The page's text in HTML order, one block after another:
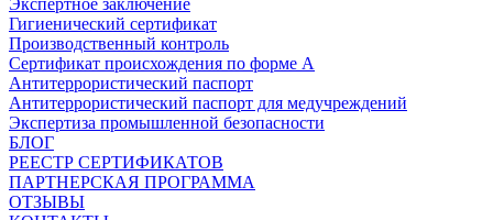
Гигиенический сертификат
Производственный контроль
Сертификат происхождения по форме А
Антитеррористический паспорт
Антитеррористический паспорт для медучреждений
Экспертиза промышленной безопасности
БЛОГ
РЕЕСТР СЕРТИФИКАТОВ
ПАРТНЕРСКАЯ ПРОГРАММА
ОТЗЫВЫ